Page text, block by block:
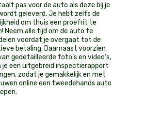
pas voor de auto als deze bij je
geleverd. Je hebt zelfs de
om thuis een proefrit te
Neem alle tijd om de auto te
voordat je overgaat tot de
betaling. Daarnaast voorzien
gedetailleerde foto’s en video’s,
je een uitgebreid inspectierapport
zodat je gemakkelijk en met
online een tweedehands auto